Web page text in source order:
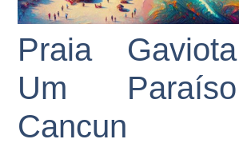
Praia
Um
Cancun